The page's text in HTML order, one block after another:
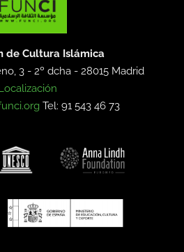
de Cultura Islámica
3 - 2º dcha -28015 Madrid
Tel: 91 543 46 73